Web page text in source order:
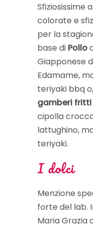
Sfiziosissime
colorate e
per la
base di Pollo
Giapponese
Edamame,
teriyaki bbq
gamberi fritti
cipolla
lattughino,
teriyaki.
I dolci
Menzione
forte del lab.
Maria Grazia